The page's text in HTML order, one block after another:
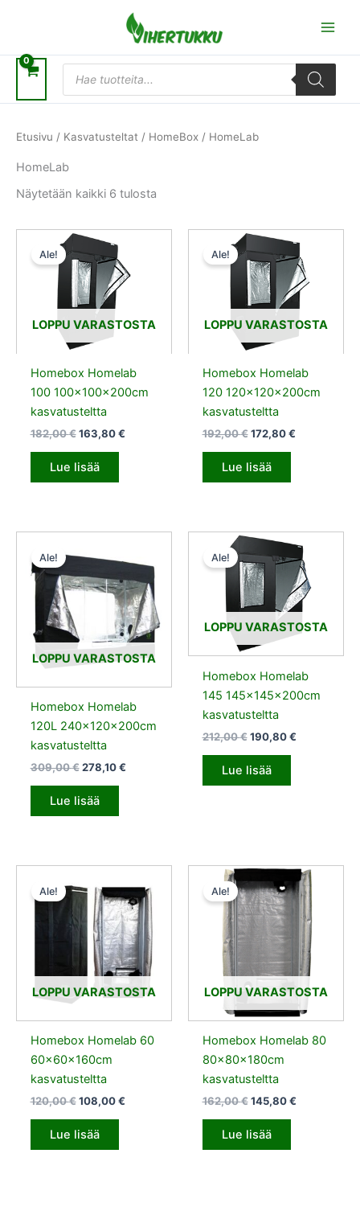
Products
search
Etusivu / Kasvatusteltat / HomeBox / HomeLab
HomeLab
Näytetään kaikki 6 tulosta
LOPPU VARASTOSTA
Ale!
Homebox Homelab
100 100x100x200cm
kasvatusteltta
182,00€
Alkuperäinen
oli:
182,00 €.
163,80€
163,80 €.
Lue lisää
LOPPU VARASTOSTA
Ale!
Homebox Homelab
120 120x120x200cm
kasvatusteltta
192,00€
Alkuperäinen
hinta
oli:
192,00 €.
172,80€
on:
172,80 €.
Lue lisää
LOPPU VARASTOSTA
Ale!
Homebox Homelab
120L 240x120x200cm
kasvatusteltta
309,00€
309,00 €.
278,10€
on:
278,10 €.
Lue lisää
LOPPU VARASTOSTA
Ale!
Homebox Homelab
145 145x145x200cm
kasvatusteltta
212,00€
Alkuperäinen
oli:
212,00 €.
190,80€
hinta
on:
190,80 €.
Lue lisää
LOPPU VARASTOSTA
Ale!
Homebox Homelab 60
60x60x160cm
kasvatusteltta
120,00€
hinta
120,00 €.
108,00€
hinta
on:
108,00 €.
Lue lisää
LOPPU VARASTOSTA
Ale!
Homebox Homelab 80
80x80x180cm
kasvatusteltta
162,00€
Alkuperäinen
hinta
oli:
162,00 €.
145,80€
Nykyinen
hinta
on:
145,80 €.
Lue lisää